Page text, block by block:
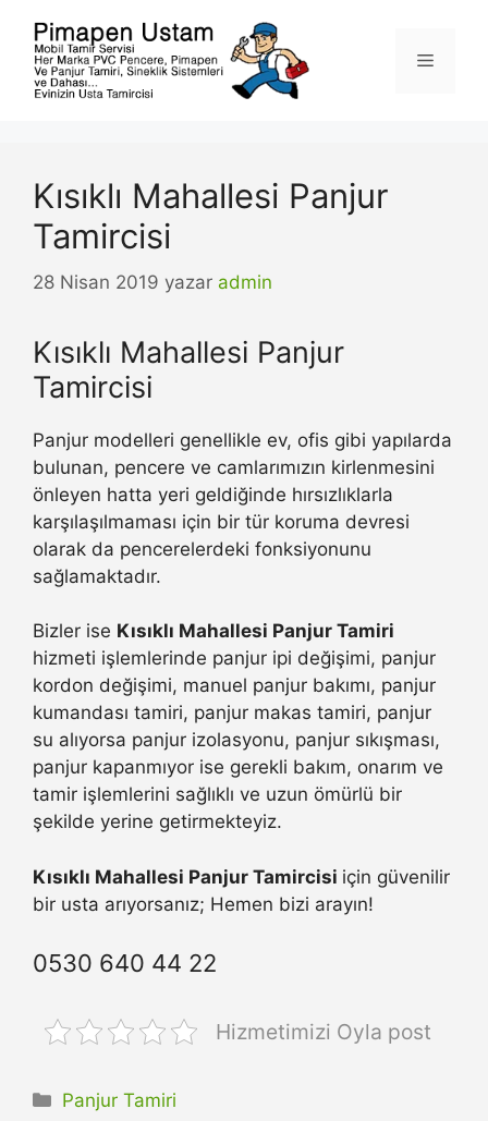
Menü
Kısıklı Mahallesi Panjur
Tamircisi
28 Nisan 2019 yazar admin
Kısıklı Mahallesi Panjur
Tamircisi
Panjur modelleri genellikle ev, ofis gibi yapılarda
bulunan, pencere ve camlarımızın kirlenmesini
önleyen hatta yeri geldiğinde hırsızlıklarla
karşılaşılmaması için bir tür koruma devresi
olarak da pencerelerdeki fonksiyonunu
sağlamaktadır.
Bizler ise Kısıklı Mahallesi Panjur Tamiri
hizmeti işlemlerinde panjur ipi değişimi, panjur
kordon değişimi, manuel panjur bakımı, panjur
kumandası tamiri, panjur makas tamiri, panjur
su alıyorsa panjur izolasyonu, panjur sıkışması,
panjur kapanmıyor ise gerekli bakım, onarım ve
tamir işlemlerini sağlıklı ve uzun ömürlü bir
şekilde yerine getirmekteyiz.
Kısıklı Mahallesi Panjur Tamircisi için güvenilir
bir usta arıyorsanız; Hemen bizi arayın!
0530 640 44 22
Hizmetimizi Oyla post
Kategoriler
Panjur Tamiri